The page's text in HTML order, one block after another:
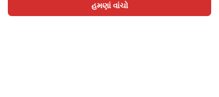
હમણાં વાંચો
હોમ શ્રેણી લખો લેખો સાઈન ઇન